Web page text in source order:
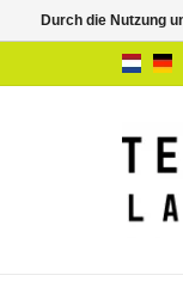
Durch die Nutzung